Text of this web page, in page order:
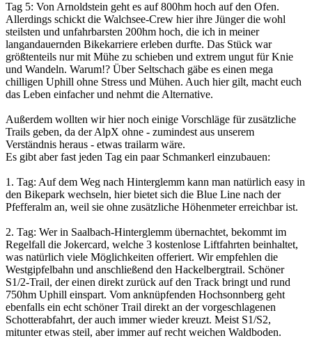
Tag 5: Von Arnoldstein geht es auf 800hm hoch auf den Ofen.
Allerdings schickt die Walchsee-Crew hier ihre Jünger die wohl
steilsten und unfahrbarsten 200hm hoch, die ich in meiner
langandauernden Bikekarriere erleben durfte. Das Stück war
größtenteils nur mit Mühe zu schieben und extrem ungut für Knie
und Wandeln. Warum!? Über Seltschach gäbe es einen mega
chilligen Uphill ohne Stress und Mühen. Auch hier gilt, macht euch
das Leben einfacher und nehmt die Alternative.
Außerdem wollten wir hier noch einige Vorschläge für zusätzliche
Trails geben, da der AlpX ohne - zumindest aus unserem
Verständnis heraus - etwas trailarm wäre.
Es gibt aber fast jeden Tag ein paar Schmankerl einzubauen:
1. Tag: Auf dem Weg nach Hinterglemm kann man natürlich easy in
den Bikepark wechseln, hier bietet sich die Blue Line nach der
Pfefferalm an, weil sie ohne zusätzliche Höhenmeter erreichbar ist.
2. Tag: Wer in Saalbach-Hinterglemm übernachtet, bekommt im
Regelfall die Jokercard, welche 3 kostenlose Liftfahrten beinhaltet,
was natürlich viele Möglichkeiten offeriert. Wir empfehlen die
Westgipfelbahn und anschließend den Hackelbergtrail. Schöner
S1/2-Trail, der einen direkt zurück auf den Track bringt und rund
750hm Uphill einspart. Vom anknüpfenden Hochsonnberg geht
ebenfalls ein echt schöner Trail direkt an der vorgeschlagenen
Schotterabfahrt, der auch immer wieder kreuzt. Meist S1/S2,
mitunter etwas steil, aber immer auf recht weichen Waldboden.